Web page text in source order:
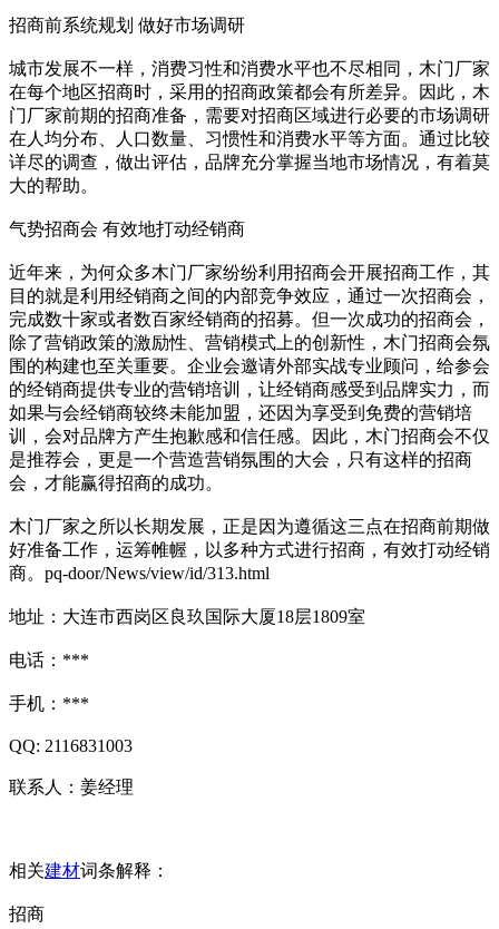
招商前系统规划 做好市场调研
城市发展不一样，消费习性和消费水平也不尽相同，木门厂家
在每个地区招商时，采用的招商政策都会有所差异。因此，木
门厂家前期的招商准备，需要对招商区域进行必要的市场调研
在人均分布、人口数量、习惯性和消费水平等方面。通过比较
详尽的调查，做出评估，品牌充分掌握当地市场情况，有着莫
大的帮助。
气势招商会 有效地打动经销商
近年来，为何众多木门厂家纷纷利用招商会开展招商工作，其
目的就是利用经销商之间的内部竞争效应，通过一次招商会，
完成数十家或者数百家经销商的招募。但一次成功的招商会，
除了营销政策的激励性、营销模式上的创新性，木门招商会氛
围的构建也至关重要。企业会邀请外部实战专业顾问，给参会
的经销商提供专业的营销培训，让经销商感受到品牌实力，而
如果与会经销商较终未能加盟，还因为享受到免费的营销培
训，会对品牌方产生抱歉感和信任感。因此，木门招商会不仅
是推荐会，更是一个营造营销氛围的大会，只有这样的招商
会，才能赢得招商的成功。
木门厂家之所以长期发展，正是因为遵循这三点在招商前期做
好准备工作，运筹帷幄，以多种方式进行招商，有效打动经销
商。pq-door/News/view/id/313.html
地址：大连市西岗区良玖国际大厦18层1809室
电话：***
手机：***
QQ: 2116831003
联系人：姜经理
相关建材词条解释：
招商